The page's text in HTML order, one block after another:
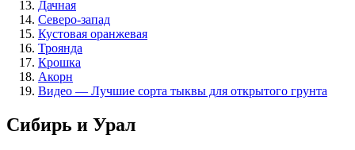
Дачная
Северо-запад
Кустовая оранжевая
Троянда
Крошка
Акорн
Видео — Лучшие сорта тыквы для открытого грунта
Сибирь и Урал